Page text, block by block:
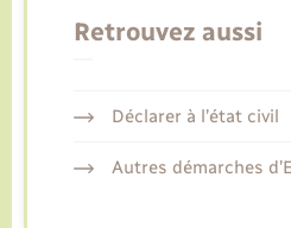
Retrouvez aussi
Déclarer à l’état civil
Autres démarches